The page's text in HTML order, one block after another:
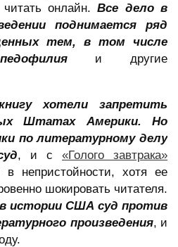
читать онлайн.Все дело в
поднимается ряд
тем, в том числе
и другие
хотели запретить
Штатах Америки. Но
по литературному делу
, и с «Голого завтрака»
непристойности, хотя ее
шокировать читателя.
истории США суд против
произведения, и